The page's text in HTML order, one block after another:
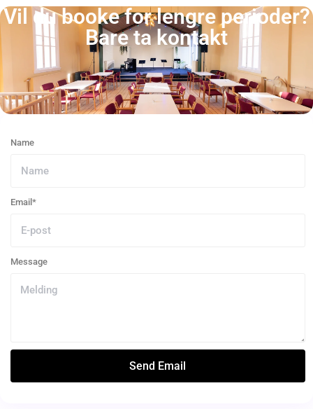
Vil du booke for lengre perioder?
Bare ta kontakt
Name
Email*
Message
Send Email